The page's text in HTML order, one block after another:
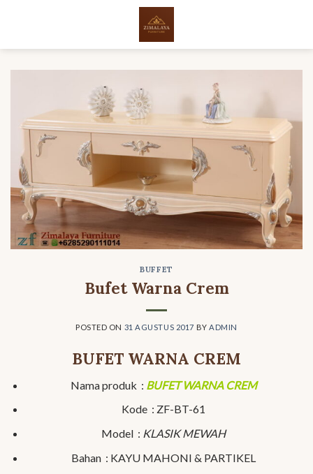
BUFFET
Bufet Warna Crem
POSTED ON 31 AGUSTUS 2017 BYADMIN
BUFET WARNA CREM
Nama produk : BUFET WARNA CREM
Kode : ZF-BT-61
Model : KLASIK MEWAH
Bahan : KAYU MAHONI & PARTIKEL